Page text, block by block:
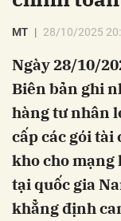
MT 28/10/2025
Ngày 28/10/
Biên bản ghi
hàng tư nhân
cấp các gói
kho cho mạng
tại quốc gia
khẳng định